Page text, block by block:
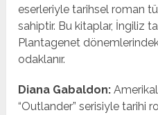
eserleriyle tarihsel roman
sahiptir. Bu kitaplar, İngiliz
Plantagenet
odaklanır.
Diana Gabaldon:
“Outlander” serisiyle tarihi